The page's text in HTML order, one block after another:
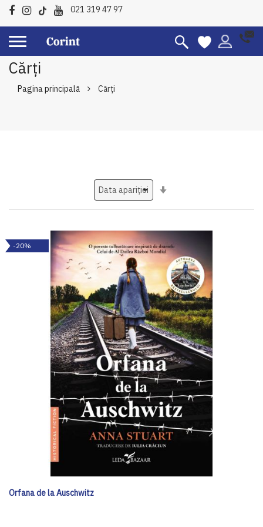
021 319 47 97
Cărți
Pagina principală Cărți
-20%
Orfana de la Auschwitz